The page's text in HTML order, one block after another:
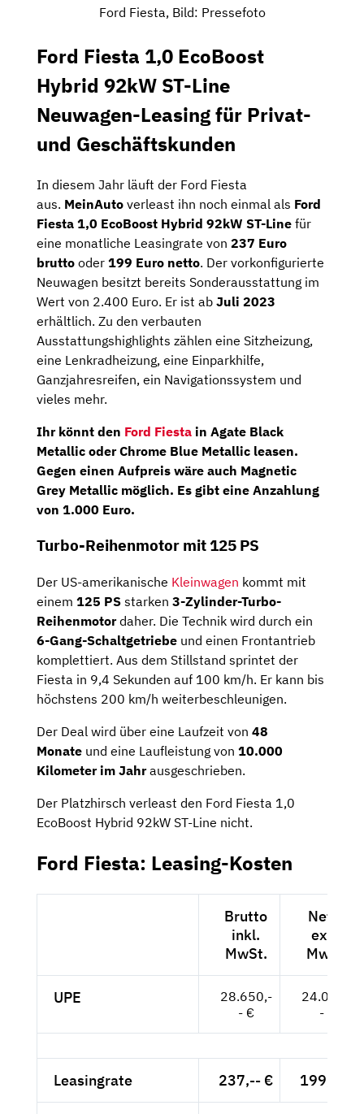
Ford Fiesta, Bild: Pressefoto
Ford Fiesta 1,0 EcoBoost
Hybrid 92kW ST-Line
Neuwagen-Leasing für Privat-
und Geschäftskunden
In diesem Jahr läuft der Ford Fiesta
aus. MeinAuto verleast ihn noch einmal als Ford
Fiesta 1,0 EcoBoost Hybrid 92kW ST-Line für
eine monatliche Leasingrate von 237 Euro
brutto oder 199 Euro netto. Der vorkonfigurierte
Neuwagen besitzt bereits Sonderausstattung im
Wert von 2.400 Euro. Er ist ab Juli 2023
erhältlich. Zu den verbauten
Ausstattungshighlights zählen eine Sitzheizung,
eine Lenkradheizung, eine Einparkhilfe,
Ganzjahresreifen, ein Navigationssystem und
vieles mehr.
Ihr könnt den Ford Fiesta in Agate Black
Metallic oder Chrome Blue Metallic leasen.
Gegen einen Aufpreis wäre auch Magnetic
Grey Metallic möglich. Es gibt eine Anzahlung
von 1.000 Euro.
Turbo-Reihenmotor mit 125 PS
Der US-amerikanische Kleinwagen kommt mit
einem 125 PS starken 3-Zylinder-Turbo-
Reihenmotordaher. Die Technik wird durch ein
6-Gang-Schaltgetriebe und einen Frontantrieb
komplettiert. Aus dem Stillstand sprintet der
Fiesta in 9,4 Sekunden auf 100 km/h. Er kann bis
höchstens 200 km/h weiterbeschleunigen.
Der Deal wird über eine Laufzeit von 48
Monate und eine Laufleistung von 10.000
Kilometer im Jahrausgeschrieben.
Der Platzhirsch verleast den Ford Fiesta 1,0
EcoBoost Hybrid 92kW ST-Line nicht.
Ford Fiesta: Leasing-Kosten
Brutto
inkl.
MwSt.
Netto
exkl.
MwSt.
UPE
28.650,-
- €
24.076,-
- €
Leasingrate 237,-- € 199,-- €